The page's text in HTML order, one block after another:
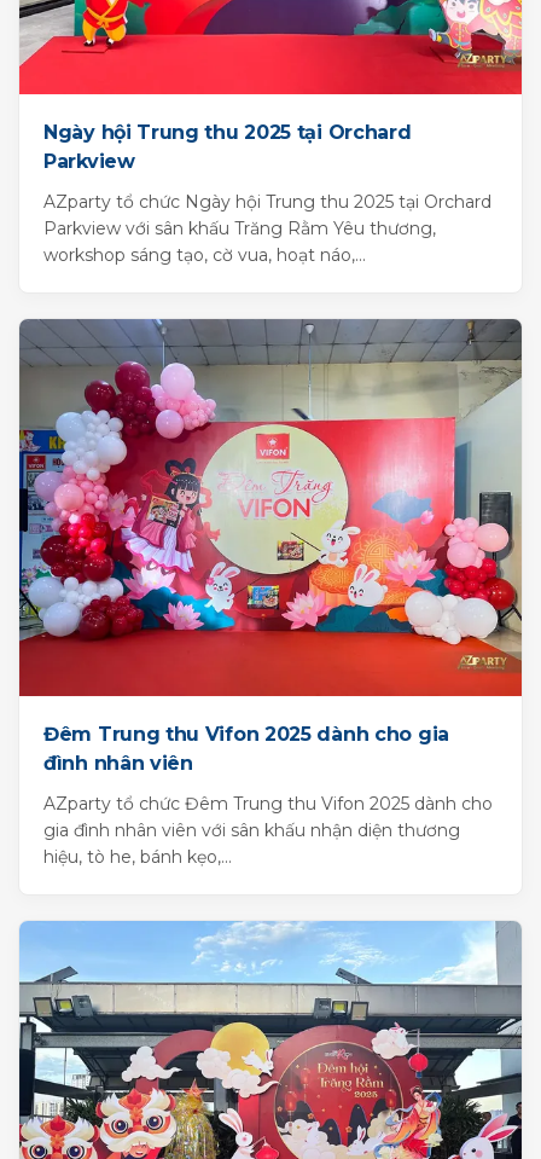
Ngày hội Trung thu 2025 tại Orchard
Parkview
AZparty tổ chức Ngày hội Trung thu 2025 tại Orchard
Parkview với sân khấu Trăng Rằm Yêu thương,
workshop sáng tạo, cờ vua, hoạt náo,...
Đêm Trung thu Vifon 2025 dành cho gia
đình nhân viên
AZparty tổ chức Đêm Trung thu Vifon 2025 dành cho
gia đình nhân viên với sân khấu nhận diện thương
hiệu, tò he, bánh kẹo,...